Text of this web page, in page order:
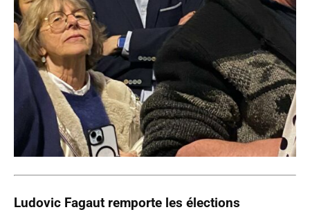
Ludovic Fagaut remporte les élections